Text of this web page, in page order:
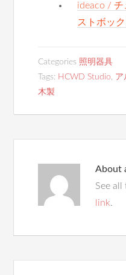
ideaco / チ
ストボッ
Categories 照明器具
Tags: HCWD Studio, ア
木製
About
See
link.